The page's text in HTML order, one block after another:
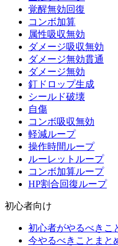
覚醒無効回復
コンボ加算
属性吸収無効
ダメージ吸収無効
ダメージ無効貫通
ダメージ無効
釘ドロップ生成
シールド破壊
自傷
コンボ吸収無効
軽減ループ
操作時間ループ
ルーレットループ
コンボ加算ループ
HP割合回復ループ
初心者向け
初心者がやるべきこ
今やるべきことまと